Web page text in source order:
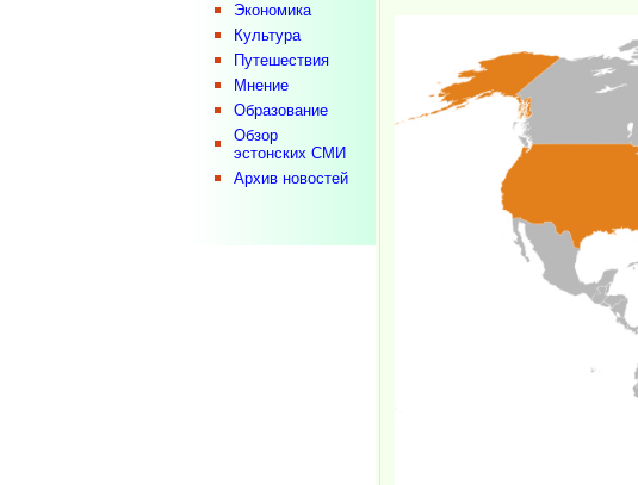
Экономика
Культура
Путешествия
Мнение
Образование
Обзор
эстонских СМИ
Архив новостей